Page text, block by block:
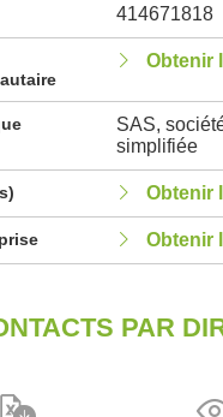
414671818
Obtenir
SAS,
simplifiée
Obtenir
Obtenir
PAR